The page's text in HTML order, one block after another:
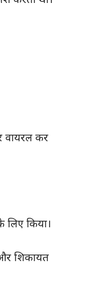
वायरल कर
किया।
और शिकायत